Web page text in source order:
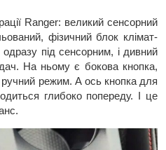
Ranger: великий сенсорний
фізичний блок клімат-
під сенсорним, і дивний
На ньому є бокова кнопка,
ручний режим. А ось кнопка для
глибоко попереду. І це